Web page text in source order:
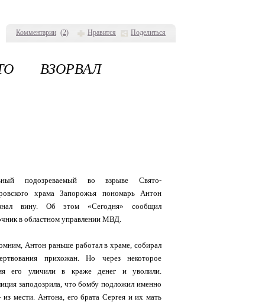
Комментарии (2) Нравится Поделиться
ВЗОРВАЛ
подозреваемый во взрыве Свято-
храма Запорожья пономарь Антон
вину. Об этом «Сегодня» сообщил
в областном управлении МВД.
Антон раньше работал в храме, собирал
прихожан. Но через некоторое
его уличили в краже денег и уволили.
заподозрила, что бомбу подложил именно
из мести. Антона, его брата Сергея и их мать